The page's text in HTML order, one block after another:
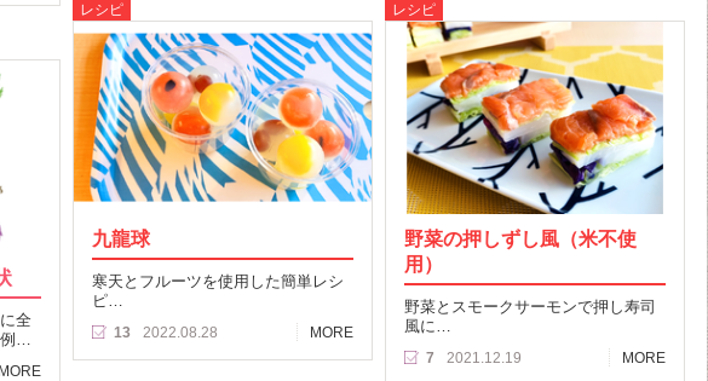
レシピ
九龍球
寒天とフルーツを使用した簡単レシ
ピ…
13 2022.08.28 MORE
レシピ
野菜の押しずし風（米不使
用）
野菜とスモークサーモンで押し寿司
風に…
7 2021.12.19 MORE
全
例…
MORE